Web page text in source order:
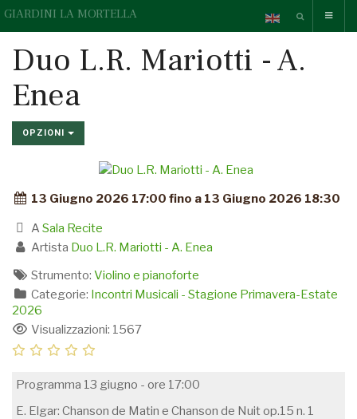
GIARDINI LA MORTELLA
Duo L.R. Mariotti - A.
Enea
OPZIONI
13 Giugno 2026 17:00 fino a 13 Giugno 2026 18:30
A Sala Recite
Artista Duo L.R. Mariotti - A. Enea
Strumento: Violino e pianoforte
Categorie: Incontri Musicali - Stagione Primavera-Estate
2026
Visualizzazioni: 1567
Programma 13 giugno - ore 17:00
E. Elgar: Chanson de Matin e Chanson de Nuit op.15 n. 1